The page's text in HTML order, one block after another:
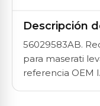
Descripción
56029583AB.
para maserati
referencia OEM